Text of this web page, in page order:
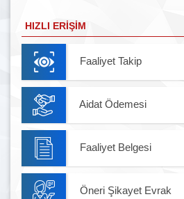
HIZLI ERIŞIM
Faaliyet Takip
Aidat Ödemesi
Faaliyet Belgesi
Öneri Şikayet Evrak